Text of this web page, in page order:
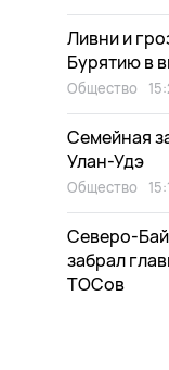
Ливни и
Бурятию в
Общество
Семейная
Улан-Удэ
Общество
Северо-
забрал
ТОСов